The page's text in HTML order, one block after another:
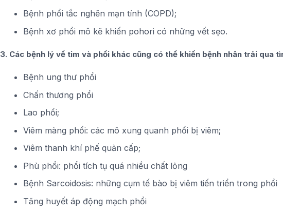
Bệnh phổi tắc nghẽn mạn tính (COPD);
Bệnh xơ phổi mô kẽ khiến pohori có những vết sẹo.
3. Các bệnh lý về tim và phổi khác cũng có thể khiến bệnh nhân trải qua
Bệnh ung thư phổi
Chấn thương phổi
Lao phổi;
Viêm màng phổi: các mô xung quanh phổi bị viêm;
Viêm thanh khí phế quản cấp;
Phù phổi: phổi tích tụ quá nhiều chất lỏng
Bệnh Sarcoidosis: những cụm tế bào bị viêm tiến triển trong phổi
Tăng huyết áp động mạch phổi